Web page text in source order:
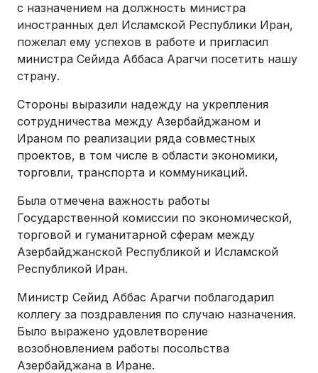
с назначением на должность министра
иностранных дел Исламской Республики Иран,
пожелал ему успехов в работе и пригласил
министра Сейида Аббаса Арагчи посетить нашу
страну.
Стороны выразили надежду на укрепления
сотрудничества между Азербайджаном и
Ираном по реализации ряда совместных
проектов, в том числе в области экономики,
торговли, транспорта и коммуникаций.
Была отмечена важность работы
Государственной комиссии по экономической,
торговой и гуманитарной сферам между
Азербайджанской Республикой и Исламской
Республикой Иран.
Министр Сейид Аббас Арагчи поблагодарил
коллегу за поздравления по случаю назначения.
Было выражено удовлетворение
возобновлением работы посольства
Азербайджана в Иране.